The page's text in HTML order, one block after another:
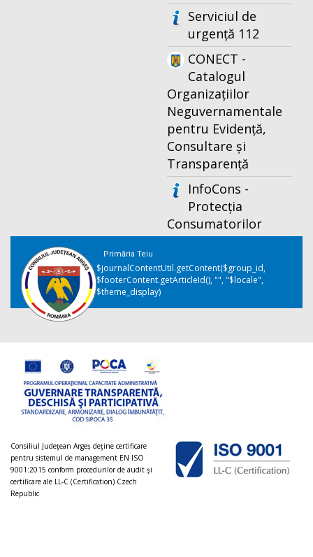
Serviciul de
urgență 112
CONECT -
Catalogul
Organizațiilor
Neguvernamentale
pentru Evidență,
Consultare și
Transparență
InfoCons -
Protecția
Consumatorilor
Primăria Teiu
$journalContentUtil.getContent($group_id,
$footerContent.getArticleId(), "", "$locale",
$theme_display)
Consiliul Judeţean Argeș deţine certificare
pentru sistemul de management EN ISO
9001:2015 conform procedurilor de audit şi
certificare ale LL-C (Certification) Czech
Republic